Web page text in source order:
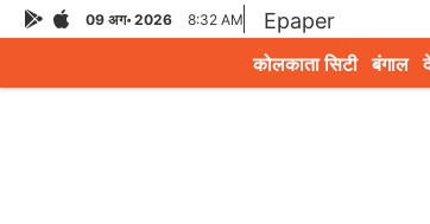
09 अग॰ 2026 8:32 AM Epaper
कोलकाता सिटी बंगाल